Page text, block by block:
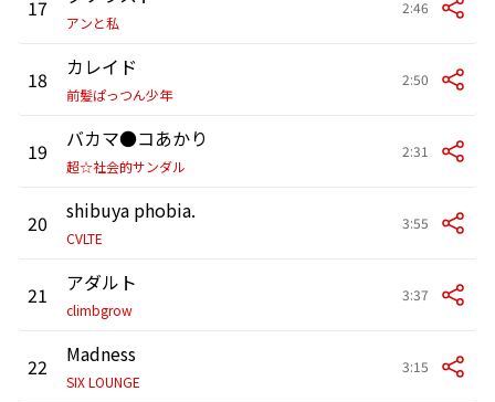
17
アンと私
2:46
18 カレイド
前髪ぱっつん少年
2:50
19 バカマ●コあかり
超☆社会的サンダル
2:31
20 shibuya phobia.
CVLTE
3:55
21 アダルト
climbgrow
3:37
22 Madness
SIX LOUNGE
3:15